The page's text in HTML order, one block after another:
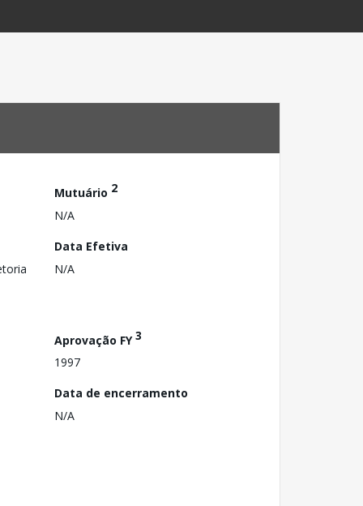
Mutuário 2
N/A
Data Efetiva
N/A
Aprovação FY3
1997
Data de encerramento
N/A